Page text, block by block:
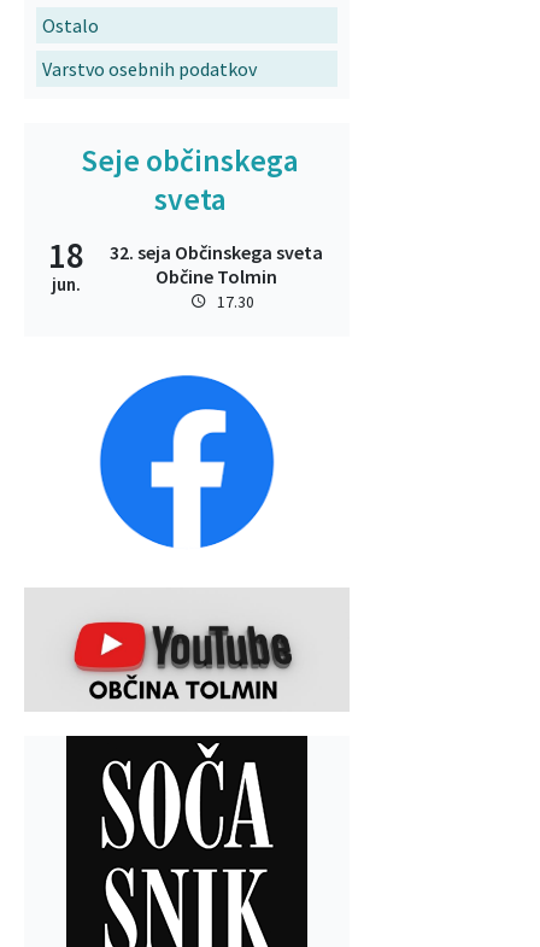
Ostalo
Varstvo osebnih podatkov
Seje občinskega
sveta
18
jun.
32. seja Občinskega sveta
Občine Tolmin
17.30